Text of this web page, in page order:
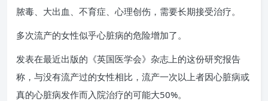
脓毒、大出血、不育症、心理创伤，需要长期接受治疗。
多次流产的女性似乎心脏病的危险增加了。
发表在最近出版的《英国医学会》杂志上的这份研究报告
称，与没有流产过的女性相比，流产一次以上者因心脏病或
真的心脏病发作而入院治疗的可能大50%。